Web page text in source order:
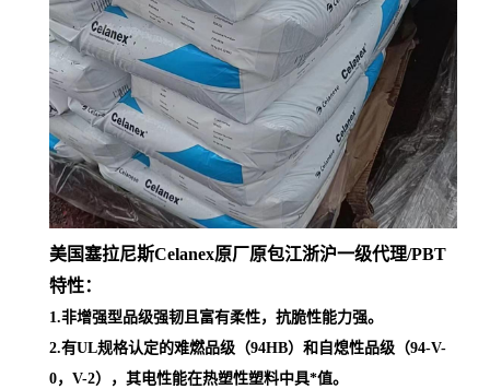
美国塞拉尼斯Celanex原厂原包江浙沪一级代理/PBT
特性：
1.非增强型品级强韧且富有柔性，抗脆性能力强。
2.有UL规格认定的难燃品级（94HB）和自熄性品级（94-V-
0，V-2），其电性能在热塑性塑料中具*值。